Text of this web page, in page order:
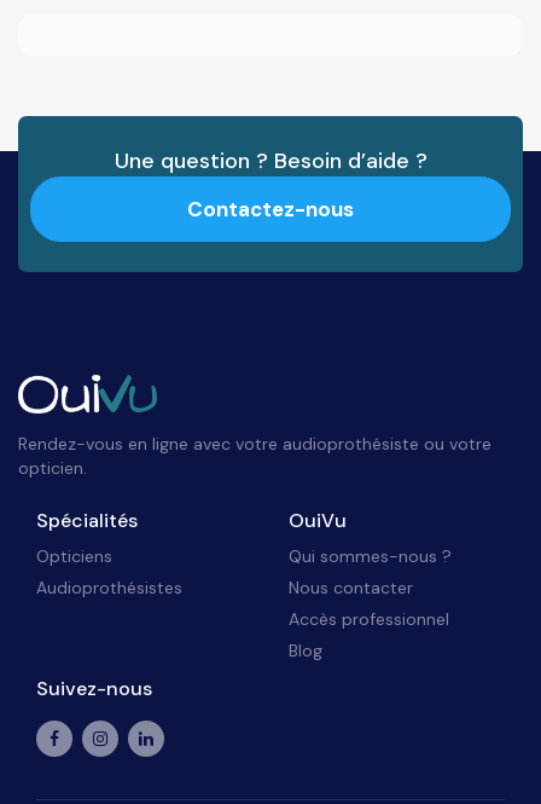
Une question ? Besoin d’aide ?
Contactez-nous
Rendez-vous en ligne avec votre audioprothésiste ou votre
opticien.
Spécialités
Opticiens
Audioprothésistes
OuiVu
Qui sommes-nous ?
Nous contacter
Accès professionnel
Blog
Suivez-nous